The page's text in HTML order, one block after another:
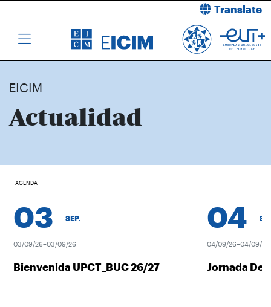
Translate
EICIM
Actualidad
AGENDA
03 SEP.
03/09/26–03/09/26
Bienvenida UPCT_BUC 26/27
04 SEP.
04/09/26–04/09/26
Jornada